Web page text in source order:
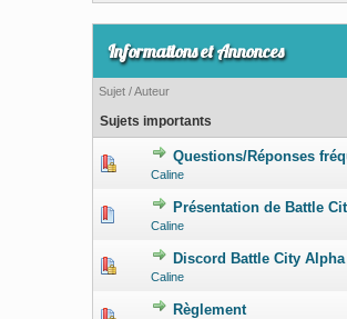
Informations et Annonces
Sujet/Auteur
Sujets importants
Questions/Réponses
Caline
Présentation de Battle
Caline
Discord Battle City Alpha
Caline
Règlement